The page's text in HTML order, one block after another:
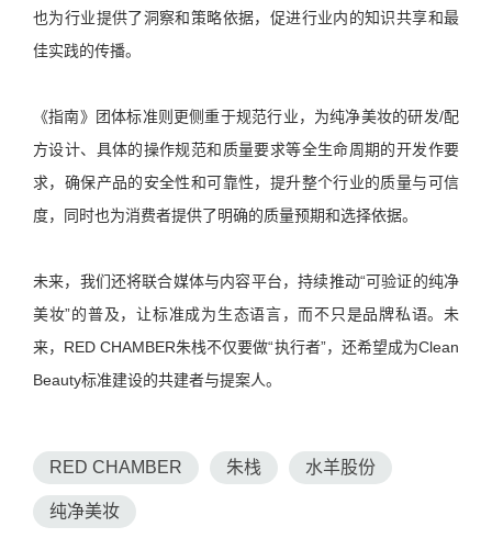
也为行业提供了洞察和策略依据，促进行业内的知识共享和最
佳实践的传播。
《指南》团体标准则更侧重于规范行业，为纯净美妆的研发/配
方设计、具体的操作规范和质量要求等全生命周期的开发作要
求，确保产品的安全性和可靠性，提升整个行业的质量与可信
度，同时也为消费者提供了明确的质量预期和选择依据。
未来，我们还将联合媒体与内容平台，持续推动“可验证的纯净
美妆”的普及，让标准成为生态语言，而不只是品牌私语。未
来，RED CHAMBER朱栈不仅要做“执行者”，还希望成为Clean
Beauty标准建设的共建者与提案人。
RED CHAMBER 朱栈 水羊股份
纯净美妆